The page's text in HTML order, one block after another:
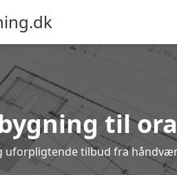
til
uforpligtende tilbud fra